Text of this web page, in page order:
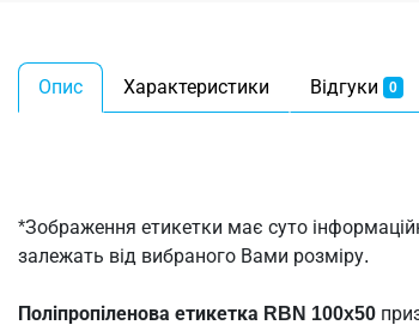
Опис Характеристики Відгуки 0
*Зображення етикетки має суто
залежать від вибраного Вами розміру.
Поліпропіленова етикетка RBN 100x50